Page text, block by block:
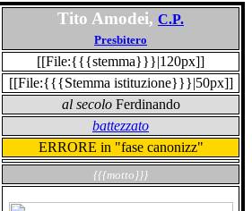
Tito Amodei, C.P.
Presbitero
[[File:{{{stemma}}}|120px]]
[[File:{{{Stemma istituzione}}}|50px]]
al secoloFerdinando
battezzato
ERRORE in "fase canonizz"
{{{motto}}}